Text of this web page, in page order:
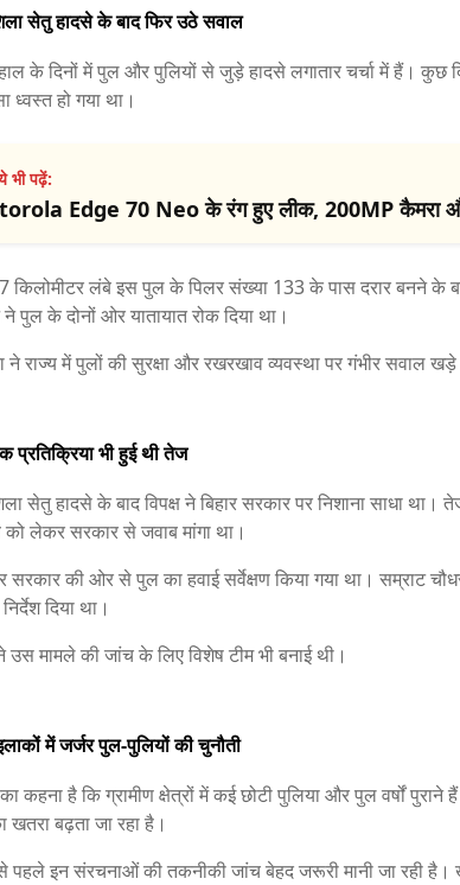
सेतु हादसे के बाद फिर उठे सवाल
हाल के दिनों में पुल और पुलियों से जुड़े हादसे लगातार चर्चा में हैं। कुछ
ध्वस्त हो गया था।
भी पढ़ें:
Edge 70 Neo के रंग हुए लीक, 200MP कैमरा
किलोमीटर लंबे इस पुल के पिलर संख्या 133 के पास दरार बनने के
पुल के दोनों ओर यातायात रोक दिया था।
ने राज्य में पुलों की सुरक्षा और रखरखाव व्यवस्था पर गंभीर सवाल
प्रतिक्रिया भी हुई थी तेज
सेतु हादसे के बाद विपक्ष ने बिहार सरकार पर निशाना साधा था।
लेकर सरकार से जवाब मांगा था।
सरकार की ओर से पुल का हवाई सर्वेक्षण किया गया था। सम्राट
दिया था।
उस मामले की जांच के लिए विशेष टीम भी बनाई थी।
में जर्जर पुल-पुलियों की चुनौती
का कहना है कि ग्रामीण क्षेत्रों में कई छोटी पुलिया और पुल वर्षों
खतरा बढ़ता जा रहा है।
पहले इन संरचनाओं की तकनीकी जांच बेहद जरूरी मानी जा रही